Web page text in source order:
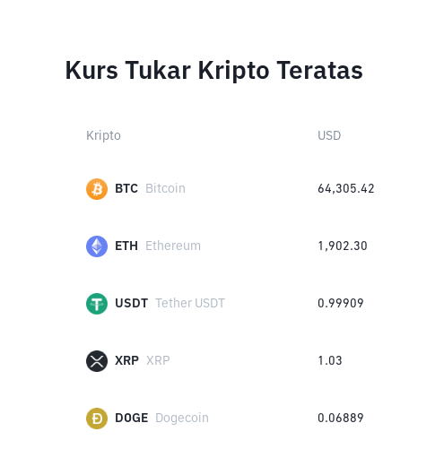
Kurs Tukar Kripto Teratas
Kripto USD
BTC Bitcoin 64,305.42
ETH Ethereum 1,902.30
USDT Tether USDT 0.99909
XRP XRP 1.03
DOGE Dogecoin 0.06889